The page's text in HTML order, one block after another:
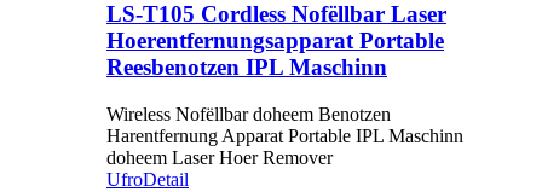
LS-T105 Cordless Nofëllbar Laser
Hoerentfernungsapparat Portable
Reesbenotzen IPL Maschinn
Wireless Nofëllbar doheem Benotzen
Harentfernung Apparat Portable IPL Maschinn
doheem Laser Hoer Remover
UfroDetail